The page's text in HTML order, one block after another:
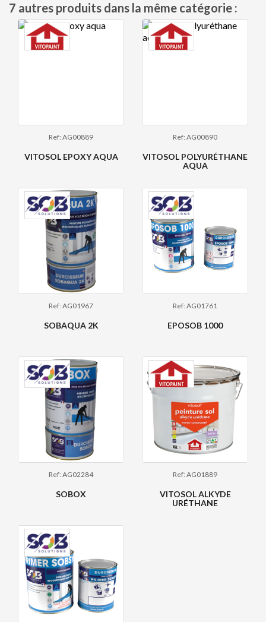
7 autres produits dans la même catégorie :
Ref: AG00889
VITOSOL EPOXY AQUA
Ref: AG00890
VITOSOL POLYURÉTHANE
AQUA
Ref: AG01967
SOBAQUA 2K
Ref: AG01761
EPOSOB 1000
Ref: AG02284
SOBOX
Ref: AG01889
VITOSOL ALKYDE
URÉTHANE